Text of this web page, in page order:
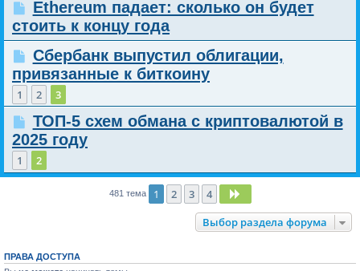
Ethereum падает: сколько он будет
стоить к концу года
Сбербанк выпустил облигации,
привязанные к биткоину
1 2 3
ТОП-5 схем обмана с криптовалютой в
2025 году
1 2
481 тема 1 2 3 4
Выбор раздела форума
ПРАВА ДОСТУПА